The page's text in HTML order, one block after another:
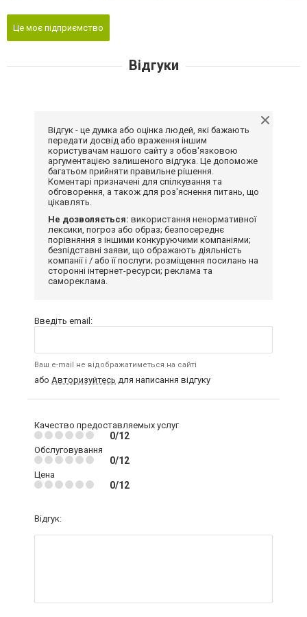
Це моє підприємство
Відгуки
Відгук - це думка або оцінка людей, які бажають
передати досвід або враження іншим
користувачам нашого сайту з обов'язковою
аргументацією залишеного відгука. Це допоможе
багатьом прийняти правильне рішення.
Коментарі призначені для спілкування та
обговорення, а також для роз'яснення питань, що
цікавлять.
Не дозволяється: використання ненормативної
лексики, погроз або образ; безпосереднє
порівняння з іншими конкуруючими компаніями;
безпідставні заяви, що ображають діяльність
компанії і / або її послуги; розміщення посилань на
сторонні інтернет-ресурси; реклама та
самореклама.
Введіть email:
Ваш e-mail не відображатиметься на сайті
або Авторизуйтесь для написання відгуку
Качество предоставляемых услуг
0/12
Обслуговування
0/12
Цена
0/12
Відгук: